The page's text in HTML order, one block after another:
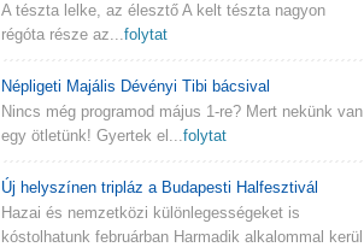
A tészta lelke, az élesztő A kelt tészta nagyon
régóta része az...folytat
Népligeti Majális Dévényi Tibi bácsival
Nincs még programod május 1-re? Mert nekünk van
egy ötletünk! Gyertek el...folytat
Új helyszínen tripláz a Budapesti Halfesztivál
Hazai és nemzetközi különlegességeket is
kóstolhatunk februárban Harmadik alkalommal kerül